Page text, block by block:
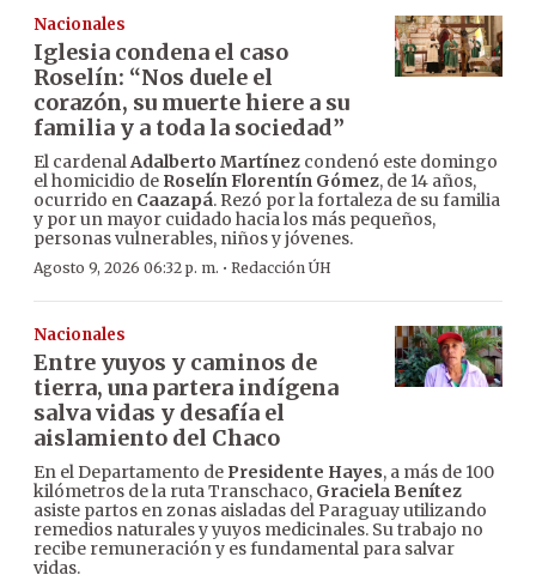
Nacionales
Iglesia condena el caso
Roselín: “Nos duele el
corazón, su muerte hiere a su
familia y a toda la sociedad”
El cardenalAdalberto Martínez condenó este domingo
el homicidio de Roselín Florentín Gómez, de 14 años,
ocurrido en Caazapá. Rezó por la fortaleza de su familia
y por un mayor cuidado hacia los más pequeños,
personas vulnerables, niños y jóvenes.
Agosto 9, 2026 06:32 p. m. · Redacción ÚH
Nacionales
Entre yuyos y caminos de
tierra, una partera indígena
salva vidas y desafía el
aislamiento del Chaco
En el Departamento de Presidente Hayes, a más de 100
kilómetros de la ruta Transchaco, Graciela Benítez
asiste partos en zonas aisladas del Paraguay utilizando
remedios naturales y yuyos medicinales. Su trabajo no
recibe remuneración y es fundamental para salvar
vidas.